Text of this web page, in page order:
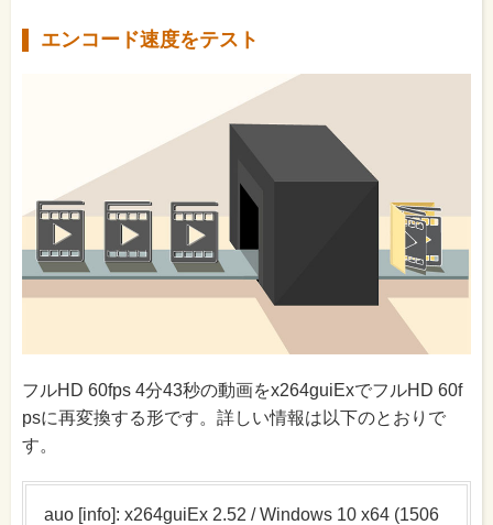
エンコード速度をテスト
フルHD 60fps 4分43秒の動画をx264guiExでフルHD 60f
psに再変換する形です。詳しい情報は以下のとおりで
す。
auo [info]: x264guiEx 2.52 / Windows 10 x64 (1506